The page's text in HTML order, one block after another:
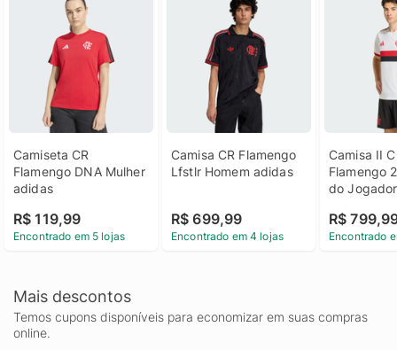
Camiseta CR
Flamengo DNA Mulher
adidas
R$ 119,99
Encontrado em 5 lojas
Camisa CR Flamengo
Lfstlr Homem adidas
R$ 699,99
Encontrado em 4 lojas
Camisa II
Flamengo
do
R$
Encontrado
Mais descontos
Temos cupons disponíveis para economizar em suas compras
online.